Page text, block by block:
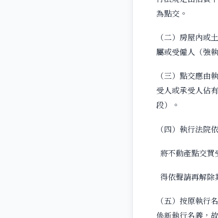
為點交。
（二）房屋內或
屬或受僱人（強
（三）點交應由
受人或承受人佔
段）。
（四）執行法院
將不動產點交
得依聲請再解
（五）按原執行
係新執行名義，